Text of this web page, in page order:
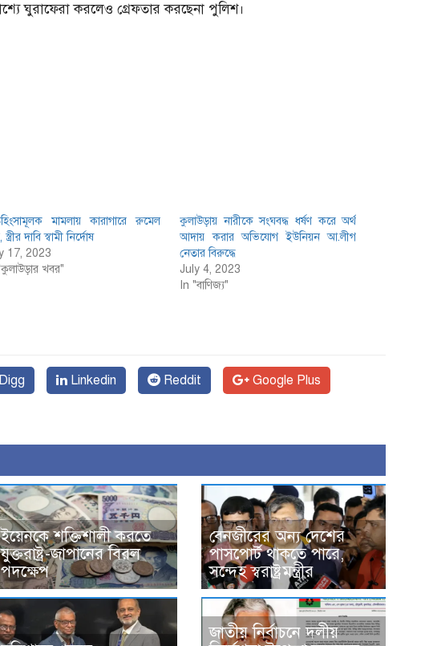
ঘুরাফেরা করলেও গ্রেফতার করছেনা পুলিশ।
মামলায় কারাগারে রুমেল
দাবি স্বামী নির্দোষ
17, 2023
খবর"
কুলাউড়ায় নারীকে সংঘবদ্ধ ধর্ষণ করে অর্থ
আদায় করার অভিযোগ ইউনিয়ন আ.লীগ
নেতার বিরুদ্ধে
July 4, 2023
In "বাণিজ্য"
Digg Linkedin Reddit Google Plus
ইয়েনকে শক্তিশালী করতে
যুক্তরাষ্ট্র-জাপানের বিরল
পদক্ষেপ
বেনজীরের অন্য দেশের
পাসপোর্ট থাকতে পারে,
সন্দেহ স্বরাষ্ট্রমন্ত্রীর
জাতীয় নির্বাচনে দলীয়